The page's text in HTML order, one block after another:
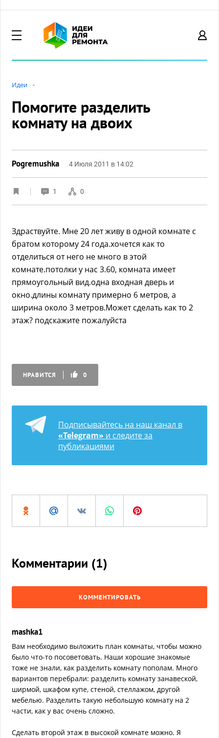
Идеи
Помогите разделить
комнату на двоих
Pogremushka 4 Июля 2011 в 14:02
1 0
Здраствуйте. Мне 20 лет живу в одной комнате с
братом которому 24 года.хочется как то
отделиться от него не много в этой
комнате.потолки у нас 3.60, комната имеет
прямоугольный вид.одна входная дверь и
окно.длины комнату примерно 6 метров, а
ширина около 3 метров.Может сделать как то 2
этаж? подскажите пожалуйста
НРАВИТСЯ 0
Подписывайтесь на наш канал в
«Telegram» и следите за
публикациями
Комментарии (1)
КОММЕНТИРОВАТЬ
mashka1
Вам необходимо выложить план комнаты, чтобы можно
было что-то посоветовать. Наши хорошие знакомые
тоже не знали, как разделить комнату пополам. Много
вариантов перебрали: разделить комнату занавеской,
ширмой, шкафом купе, стеной, стеллажом, другой
мебелью. Разделить такую небольшую комнату на 2
части, как у вас очень сложно.
Сделать второй этаж в высокой комнате можно. Я